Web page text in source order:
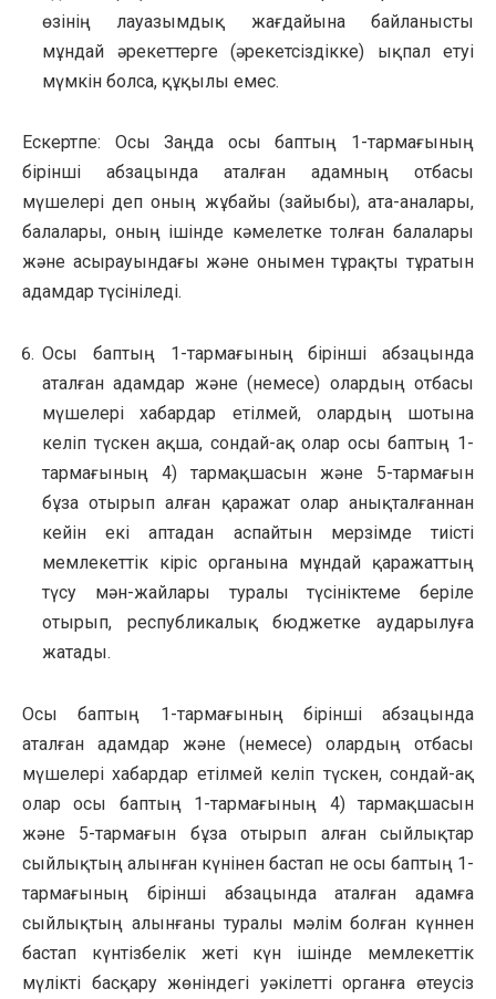
өзінің лауазымдық жағдайына байланысты
мұндай әрекеттерге (әрекетсіздікке) ықпал етуі
мүмкін болса, құқылы емес.
Ескертпе: Осы Заңда осы баптың 1-тармағының
бірінші абзацында аталған адамның отбасы
мүшелері деп оның жұбайы (зайыбы), ата-аналары,
балалары, оның ішінде кәмелетке толған балалары
және асырауындағы және онымен тұрақты тұратын
адамдар түсініледі.
Осы баптың 1-тармағының бірінші абзацында
аталған адамдар және (немесе) олардың отбасы
мүшелері хабардар етілмей, олардың шотына
келіп түскен ақша, сондай-ақ олар осы баптың 1-
тармағының 4) тармақшасын және 5-тармағын
бұза отырып алған қаражат олар анықталғаннан
кейін екі аптадан аспайтын мерзімде тиісті
мемлекеттік кіріс органына мұндай қаражаттың
түсу мән-жайлары туралы түсініктеме беріле
отырып, республикалық бюджетке аударылуға
жатады.
Осы баптың 1-тармағының бірінші абзацында
аталған адамдар және (немесе) олардың отбасы
мүшелері хабардар етілмей келіп түскен, сондай-ақ
олар осы баптың 1-тармағының 4) тармақшасын
және 5-тармағын бұза отырып алған сыйлықтар
сыйлықтың алынған күнінен бастап не осы баптың 1-
тармағының бірінші абзацында аталған адамға
сыйлықтың алынғаны туралы мәлім болған күннен
бастап күнтізбелік жеті күн ішінде мемлекеттік
мүлікті басқару жөніндегі уәкілетті органға өтеусіз